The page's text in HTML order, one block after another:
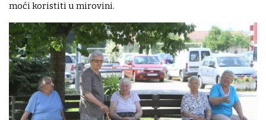
moći koristiti u mirovini.